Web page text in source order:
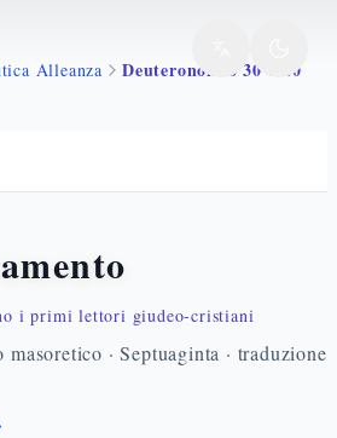
Alleanza Deuteronomio 30 1 20
i primi lettori giudeo-cristiani
· Septuaginta · traduzione